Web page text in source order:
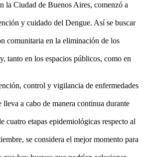
la Ciudad de Buenos Aires, comenzó a
y cuidado del Dengue. Así se buscar
comunitaria en la eliminación de los
tanto en los espacios públicos, como en
control y vigilancia de enfermedades
a cabo de manera continua durante
cuatro etapas epidemiológicas respecto al
se considera el mejor momento para